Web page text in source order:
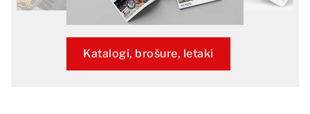
Katalogi, brošure, letaki